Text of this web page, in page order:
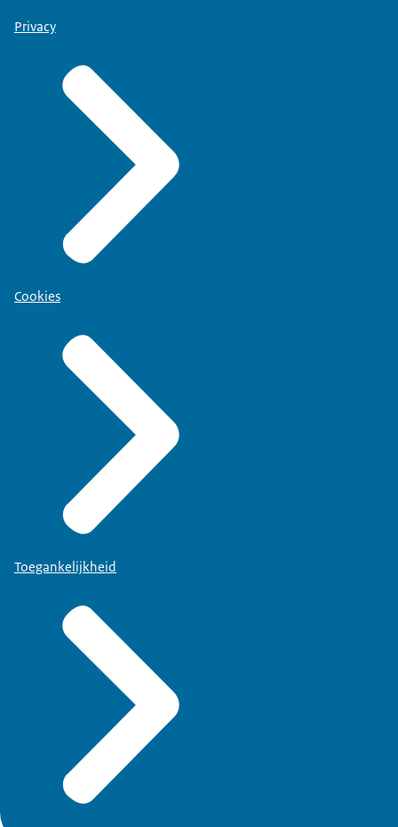
Privacy
Cookies
Toegankelijkheid